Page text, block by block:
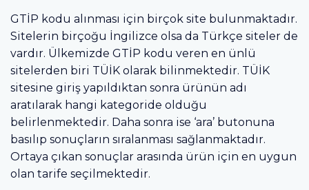
GTİP kodu alınması için birçok site bulunmaktadır.
Sitelerin birçoğu İngilizce olsa da Türkçe siteler de
vardır. Ülkemizde GTİP kodu veren en ünlü
sitelerden biri TÜİK olarak bilinmektedir. TÜİK
sitesine giriş yapıldıktan sonra ürünün adı
aratılarak hangi kategoride olduğu
belirlenmektedir. Daha sonra ise ‘ara’ butonuna
basılıp sonuçların sıralanması sağlanmaktadır.
Ortaya çıkan sonuçlar arasında ürün için en uygun
olan tarife seçilmektedir.